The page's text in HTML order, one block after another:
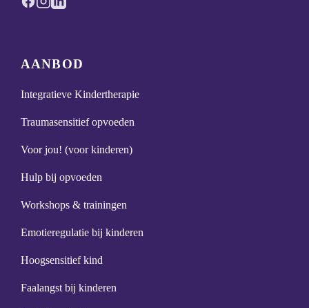
AANBOD
Integratieve Kindertherapie
Traumasensitief opvoeden
Voor jou! (voor kinderen)
Hulp bij opvoeden
Workshops & trainingen
Emotieregulatie bij kinderen
Hoogsensitief kind
Faalangst bij kinderen